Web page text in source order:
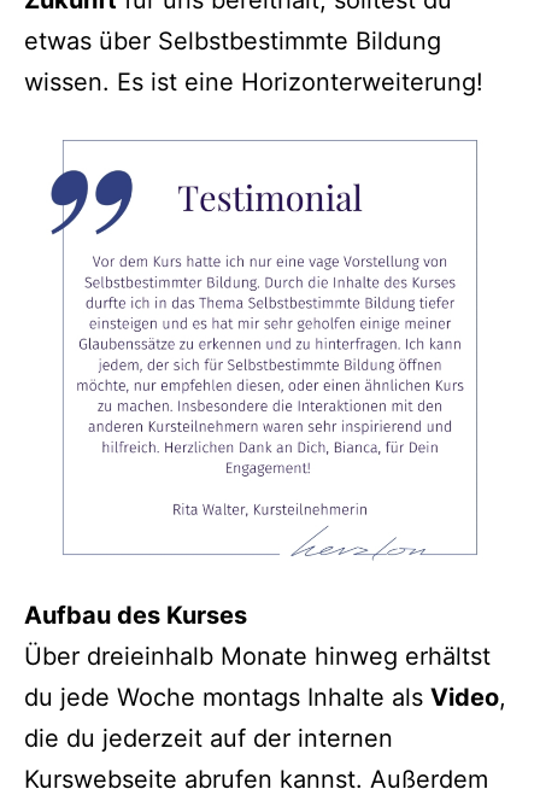
etwas über Selbstbestimmte Bildung
wissen. Es ist eine Horizonterweiterung!
Aufbau des Kurses
Über dreieinhalb Monate hinweg erhältst
du jede Woche montags Inhalte als Video,
die du jederzeit auf der internen
Kurswebseite abrufen kannst. Außerdem